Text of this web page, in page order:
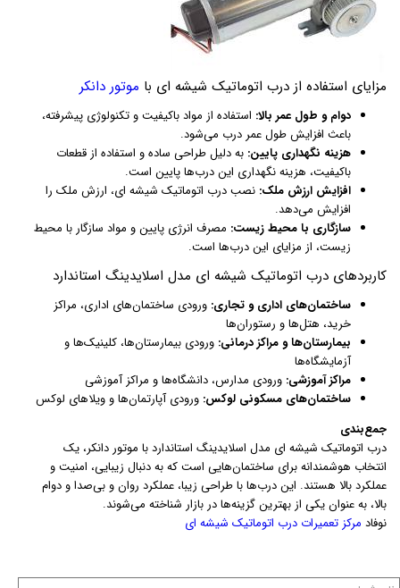
مزایای استفاده از درب اتوماتیک شیشه ای با موتور دانکر
دوام و طول عمر بالا: استفاده از مواد باکیفیت و تکنولوژی پیشرفته،
باعث افزایش طول عمر درب می‌شود.
هزینه نگهداری پایین: به دلیل طراحی ساده و استفاده از قطعات
باکیفیت، هزینه نگهداری این درب‌ها پایین است.
افزایش ارزش ملک: نصب درب اتوماتیک شیشه ای، ارزش ملک را
افزایش می‌دهد.
سازگاری با محیط زیست: مصرف انرژی پایین و مواد سازگار با محیط
زیست، از مزایای این درب‌ها است.
کاربردهای درب اتوماتیک شیشه ای مدل اسلایدینگ استاندارد
ساختمان‌های اداری و تجاری: ورودی ساختمان‌های اداری، مراکز
خرید، هتل‌ها و رستوران‌ها
بیمارستان‌ها و مراکز درمانی: ورودی بیمارستان‌ها، کلینیک‌ها و
آزمایشگاه‌ها
مراکز آموزشی: ورودی مدارس، دانشگاه‌ها و مراکز آموزشی
ساختمان‌های مسکونی لوکس: ورودی آپارتمان‌ها و ویلاهای لوکس
جمع‌بندی
درب اتوماتیک شیشه ای مدل اسلایدینگ استاندارد با موتور دانکر، یک
انتخاب هوشمندانه برای ساختمان‌هایی است که به دنبال زیبایی، امنیت و
عملکرد بالا هستند. این درب‌ها با طراحی زیبا، عملکرد روان و بی‌صدا و دوام
بالا، به عنوان یکی از بهترین گزینه‌ها در بازار شناخته می‌شوند.
نوفاد مرکز تعمیرات درب اتوماتیک شیشه ای